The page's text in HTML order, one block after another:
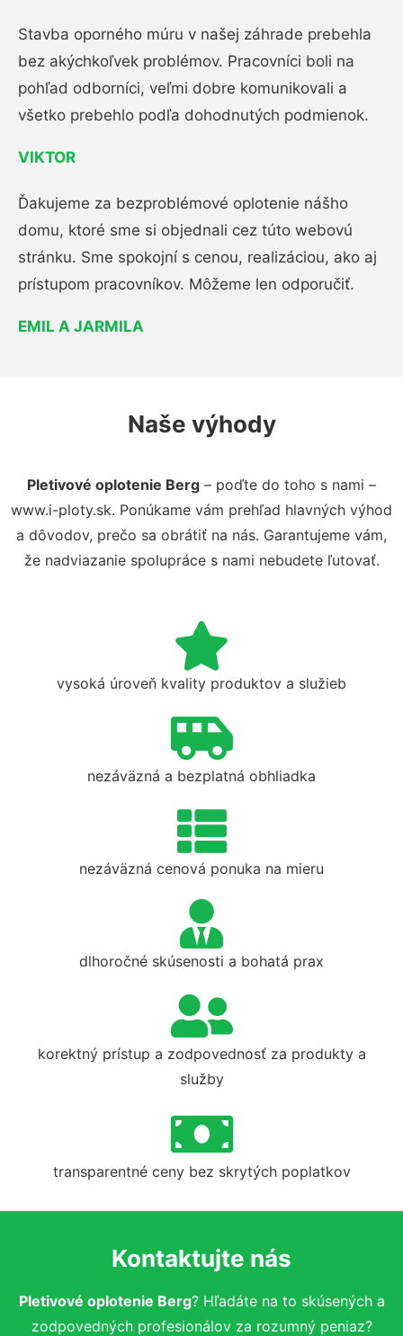
Stavba oporného múru v našej záhrade prebehla
bez akýchkoľvek problémov. Pracovníci boli na
pohľad odborníci, veľmi dobre komunikovali a
všetko prebehlo podľa dohodnutých podmienok.
VIKTOR
Ďakujeme za bezproblémové oplotenie nášho
domu, ktoré sme si objednali cez túto webovú
stránku. Sme spokojní s cenou, realizáciou, ako aj
prístupom pracovníkov. Môžeme len odporučiť.
EMIL A JARMILA
Naše výhody
Pletivové oplotenie Berg – poďte do toho s nami –
www.i-ploty.sk. Ponúkame vám prehľad hlavných výhod
a dôvodov, prečo sa obrátiť na nás. Garantujeme vám,
že nadviazanie spolupráce s nami nebudete ľutovať.
vysoká úroveň kvality produktov a služieb
nezáväzná a bezplatná obhliadka
nezáväzná cenová ponuka na mieru
dlhoročné skúsenosti a bohatá prax
korektný prístup a zodpovednosť za produkty a
služby
transparentné ceny bez skrytých poplatkov
Kontaktujte nás
Pletivové oplotenie Berg? Hľadáte na to skúsených a
zodpovedných profesionálov za rozumný peniaz?